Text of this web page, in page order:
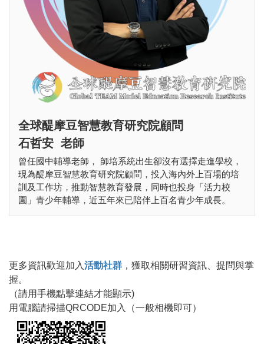
全球醍摩豆智慧教育研究院顧問
石哲安 老師
曾任國中輔導老師， 師培系統出生卻沒有選擇走進學校，
現為醍摩豆智慧教育研究院顧問，投入海內外上百場的培
訓及工作坊，推動智慧教育發展，同時也投身「活力校
園」青少年輔導，近五年來已陪伴上百名青少年成長。
更多資訊歡迎加入活動社群 ，獲取相關研習資訊、提問與掌
握。
（請用手機點擊連結才能顯示)
用電腦請掃描QRCODE加入（一般相機即可）